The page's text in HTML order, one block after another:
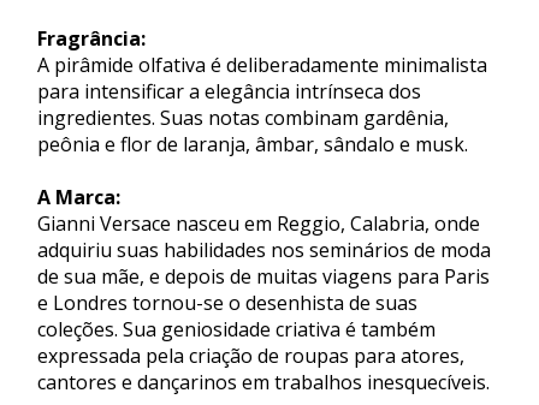
Fragrância:
A pirâmide olfativa é deliberadamente minimalista
para intensificar a elegância intrínseca dos
ingredientes. Suas notas combinam gardênia,
peônia e flor de laranja, âmbar, sândalo e musk.
A Marca:
Gianni Versace nasceu em Reggio, Calabria, onde
adquiriu suas habilidades nos seminários de moda
de sua mãe, e depois de muitas viagens para Paris
e Londres tornou-se o desenhista de suas
coleções. Sua geniosidade criativa é também
expressada pela criação de roupas para atores,
cantores e dançarinos em trabalhos inesquecíveis.